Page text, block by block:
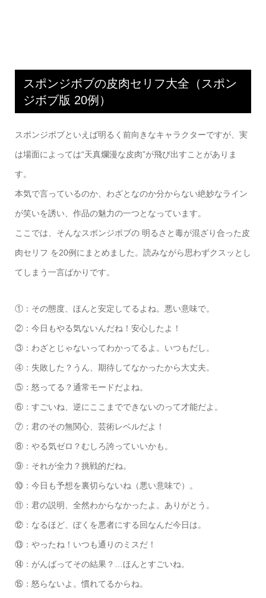
スポンジボブの皮肉セリフ大全（スポン
ジボブ版 20例）
スポンジボブといえば明るく前向きなキャラクターですが、実
は場面によっては“天真爛漫な皮肉”が飛び出すことがありま
す。
本気で言っているのか、わざとなのか分からない絶妙なライン
が笑いを誘い、作品の魅力の一つとなっています。
ここでは、そんなスポンジボブの 明るさと毒が混ざり合った皮
肉セリフ を20例にまとめました。読みながら思わずクスッとし
てしまう一言ばかりです。
①：その態度、ほんと安定してるよね。悪い意味で。
②：今日もやる気ないんだね！安心したよ！
③：わざとじゃないってわかってるよ。いつもだし。
④：失敗した？うん、期待してなかったから大丈夫。
⑤：怒ってる？通常モードだよね。
⑥：すごいね、逆にここまでできないのって才能だよ。
⑦：君のその無関心、芸術レベルだよ！
⑧：やる気ゼロ？むしろ誇っていいかも。
⑨：それが全力？挑戦的だね。
⑩：今日も予想を裏切らないね（悪い意味で）。
⑪：君の説明、全然わからなかったよ。ありがとう。
⑫：なるほど、ぼくを悪者にする回なんだ今日は。
⑬：やったね！いつも通りのミスだ！
⑭：がんばってその結果？…ほんとすごいね。
⑮：怒らないよ。慣れてるからね。